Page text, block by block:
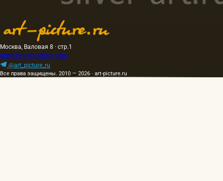
Москва, Валовая 8 · стр.1
artpicture.ru@gmail.com
@art_picture_ru
Все права защищены. 2010 — 2026 · art-picture.ru